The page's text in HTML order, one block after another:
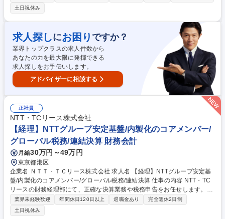
っていただきます。 【詳細】■管理会計・業績管理(最重要ミッション)：
月次、四半期業績報告(PL/BS/CF)の作成および経営層向けレポート集計な
ど ■財務会計(単体決算の主導・完結)：月次、四半期、年次決算実務の遂
行と決算着地のリードなど ■税務会計(データ集計まで)：各種税務申告
（法人税・住民税・事業税・消費税）に必要な基礎データの集計・整備な
ど ■業務改善DX推進：管理会計業務を中心とした現状の業務課題の抽出な
ど 募集職種 【経理・管理会計(総合職)】第二新卒歓迎/丸紅グループの安
定土台
土日祝休み
求人探しにお困り ですか？
業界トップクラスの求人件数から
あなたの力を最大限に発揮できる
求人探しをお手伝いします。
アドバイザーに相談する
正社員
NTT・TCリース株式会社
【経理】NTTグループ安定基盤/内製化のコアメンバー/
グローバル税務/連結決算 財務会計
月給30万円～49万円
東京都港区
企業名 ＮＴＴ・ＴＣリース株式会社 求人名 【経理】NTTグループ安定基
盤/内製化のコアメンバー/グローバル税務/連結決算 仕事の内容 NTT・TC
リースの財務経理部にて、正確な決算業務や税務申告をお任せします。開
示書類の作成から経営幹部へのレポート、営業部門への会計・税務的支援
まで幅広く携わり、戦略的財務の実現を推進します。 【詳細】 ■決算業務
全般（月次・四半期・年度末決算、会社法計算書類や有価証券報告書の作
業界未経験歓迎 年間休日120日以上 退職金あり
完全週休2日制
土日祝休み